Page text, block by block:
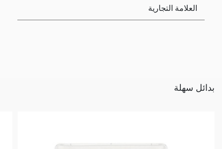
العلامة التجارية
بدائل سهلة